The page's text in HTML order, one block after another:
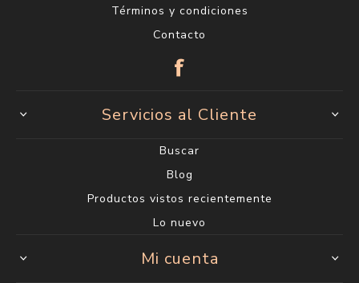
Términos y condiciones
Contacto
Servicios al Cliente
Buscar
Blog
Productos vistos recientemente
Lo nuevo
Mi cuenta